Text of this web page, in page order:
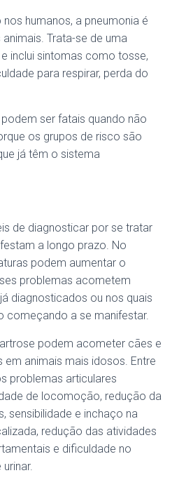
humanos, a pneumonia é
Trata-se de uma
inclui sintomas como tosse,
para respirar, perda do
ser fatais quando não
os grupos de risco são
já têm o sistema
de diagnosticar por se tratar
a longo prazo. No
podem aumentar o
problemas acometem
diagnosticados ou nos quais
começando a se manifestar.
podem acometer cães e
animais mais idosos. Entre
problemas articulares
de locomoção, redução da
sensibilidade e inchaço na
redução das atividades
e dificuldade no